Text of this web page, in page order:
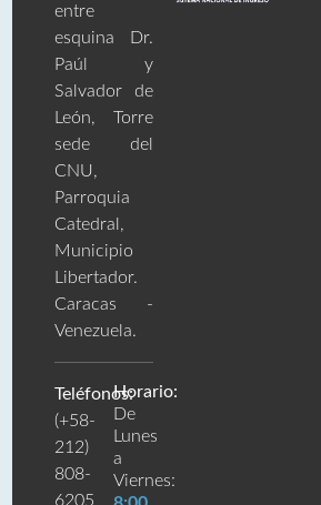
entre
esquina Dr.
Paúl y
Salvador de
León, Torre
sede del
CNU,
Parroquia
Catedral,
Municipio
Libertador.
Caracas -
Venezuela.
Teléfonos:
(+58-
212)
808-
6205
Horario:
De
Lunes
a
Viernes: